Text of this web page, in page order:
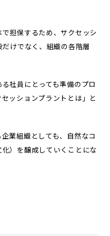
担保するため、サクセッシ
けでなく、組織の各階層
社員にとっても準備のプロ
ッションプラントとは」と
業組織としても、自然なコ
）を醸成していくことにな